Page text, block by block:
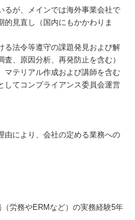
るが、メインでは海外事業会社で
見直し（国内にもかかわりま
る法令等遵守の課題発見および解
、原因分析、再発防止を含む）
マテリアル作成および講師を含む
してコンプライアンス委員会運営
由により、会社の定める業務への
労務やERMなど）の実務経験5年